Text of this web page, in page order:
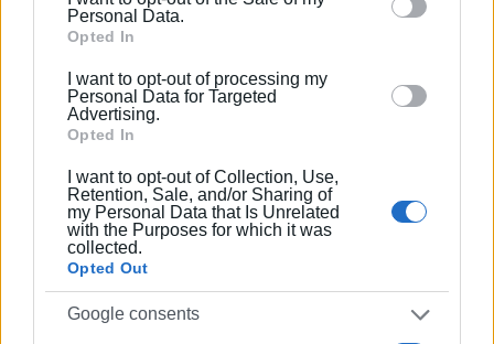
behaviour. You may click to grant or deny consent to
Google and its third-party tags to use your data for
section.
Personal Data.
Opted In
I want to opt-out of processing my
Personal Data for Targeted
Advertising.
Opted In
I want to opt-out of Collection, Use,
Retention, Sale, and/or Sharing of
my Personal Data that Is Unrelated
with the Purposes for which it was
collected.
Opted Out
Google consents
«Αθλητική Πορεία της Κέρκυρας», ενώ από τις
αρχές του ΄92 και για 25 χρόνια στο «Κερκυραϊκό
«Κερκυραϊκά Σπορ» και από το 2000 και για 15
χρόνια στο «ΦΩΣ των ΣΠΟΡ». Από το 2015
εργάζεται στην «ΕΝΗΜΕΡΩΣΗ», ενώ
Channel (στα πρώτα χρόνια λειτουργίας του) και
Start TV, συνολικά 15 χρόνια.
Ακολουθήστε το enimerosi στοFacebook